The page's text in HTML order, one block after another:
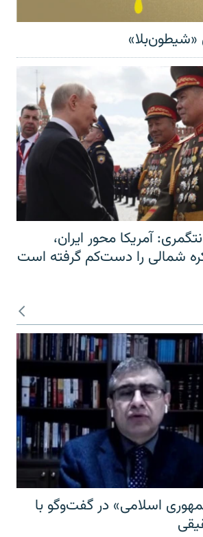
آمریکا محور ایران،
شمالی را دست‌کم گرفته است
اسلامی» در گفت‌وگو با